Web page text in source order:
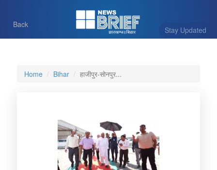
Stay Updated
Back
Home Bihar हाजीपुर-सोनपुर...